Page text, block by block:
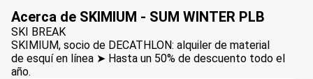
Acerca de SKIMIUM - SUM WINTER PLB
SKI BREAK
SKIMIUM, socio de DECATHLON: alquiler de material
de esquí en línea ➤ Hasta un 50% de descuento todo el
año.